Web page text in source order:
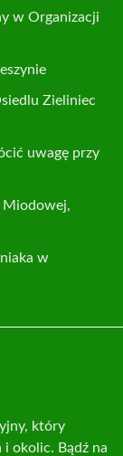
w Organizacji
Zieliniec
uwagę przy
Miodowej,
w
który
okolic. Bądź na